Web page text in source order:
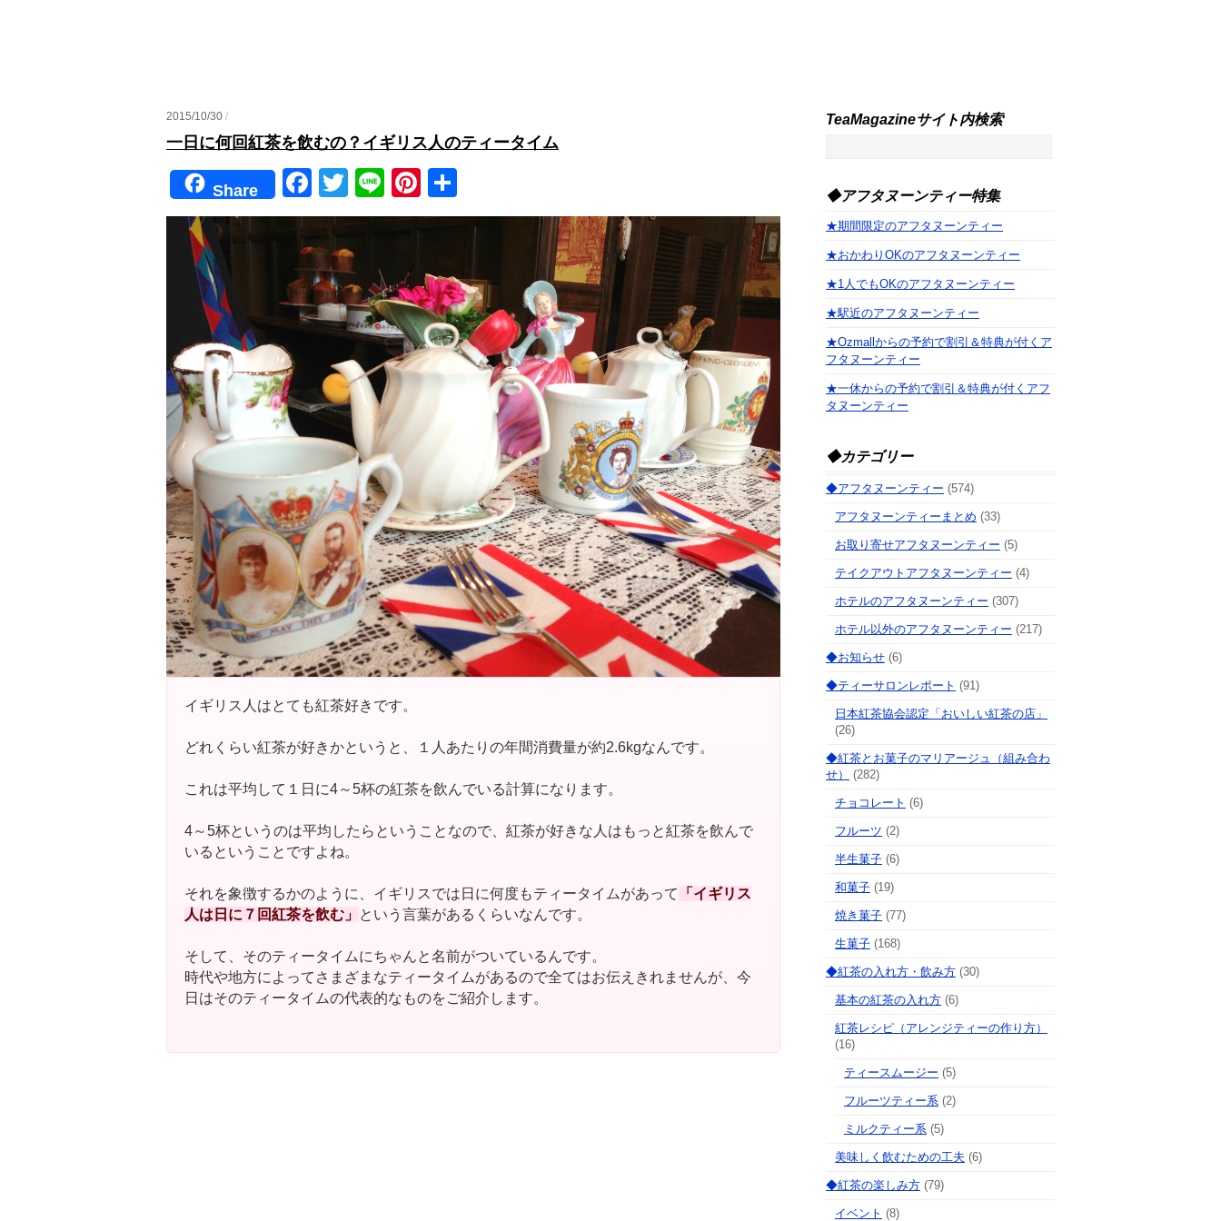
2015/10/30 /
一日に何回紅茶を飲むの？イギリス人のティータイム
Share
F
a
c
e
b
o
k
T
wi
er
Li
n
Pi
nt
e
st
有
イギリス人はとても紅茶好きです。
どれくらい紅茶が好きかというと、１人あたりの年間消費量が約2.6kgなんです。
これは平均して１日に4～5杯の紅茶を飲んでいる計算になります。
4～5杯というのは平均したらということなので、紅茶が好きな人はもっと紅茶を飲んで
いるということですよね。
それを象徴するかのように、イギリスでは日に何度もティータイムがあって
「イギリス
人は日に７回紅茶を飲む」 という言葉があるくらいなんです。
そして、そのティータイムにちゃんと名前がついているんです。
時代や地方によってさまざまなティータイムがあるので全てはお伝えきれませんが、今
日はそのティータイムの代表的なものをご紹介します。
TeaMagazineサイト内検索
◆アフタヌーンティー特集
★期間限定のアフタヌーンティー
★おかわりOKのアフタヌーンティー
★1人でもOKのアフタヌーンティー
★駅近のアフタヌーンティー
★Ozmallからの予約で割引＆特典が付くア
フタヌーンティー
★一休からの予約で割引＆特典が付くアフ
タヌーンティー
◆カテゴリー
◆アフタヌーンティー (574)
アフタヌーンティーまとめ (33)
お取り寄せアフタヌーンティー (5)
テイクアウトアフタヌーンティー (4)
ホテルのアフタヌーンティー (307)
ホテル以外のアフタヌーンティー (217)
◆お知らせ (6)
◆ティーサロンレポート (91)
日本紅茶協会認定「おいしい紅茶の店」
(26)
◆紅茶とお菓子のマリアージュ（組み合わ
せ）
(282)
チョコレート (6)
フルーツ (2)
半生菓子 (6)
和菓子 (19)
焼き菓子 (77)
生菓子 (168)
◆紅茶の入れ方・飲み方 (30)
基本の紅茶の入れ方 (6)
紅茶レシピ（アレンジティーの作り方）
(16)
ティースムージー (5)
フルーツティー系 (2)
ミルクティー系 (5)
美味しく飲むための工夫 (6)
◆紅茶の楽しみ方 (79)
イベント (8)